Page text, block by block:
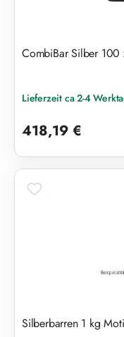
CombiBar Silber 100
Lieferzeit ca 2-4
418,19 €
Silberbarren 1 kg